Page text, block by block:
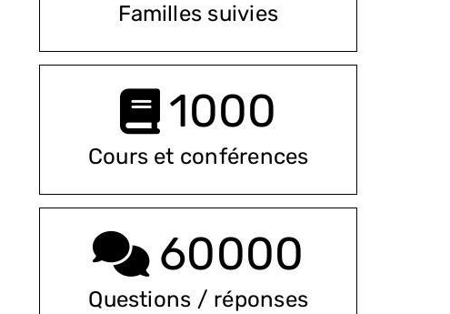
Familles suivies
1000
Cours et conférences
60000
Questions / réponses